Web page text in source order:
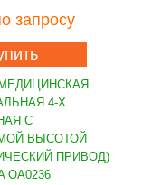
запросу
4-Х
С
ВЫСОТОЙ
ПРИВОД)
OA0236